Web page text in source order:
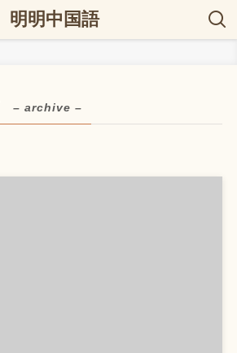
明明中国語
– archive –